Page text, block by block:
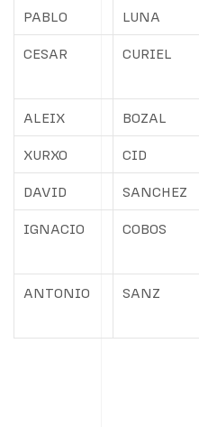
PABLO LUNA
CESAR CURIEL
ALEIX BOZAL
XURXO CID
DAVID SANCHEZ
IGNACIO COBOS
ANTONIO SANZ